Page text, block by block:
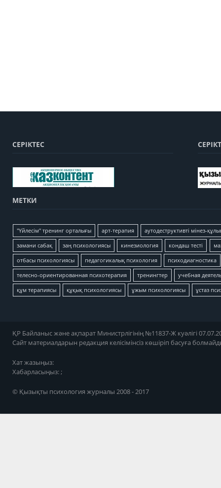
СЕРІКТЕС
МЕТКИ
"Үйлесім" тренинг орталығы арт-терапия аутодеструктивті мінез-
замани сабақ заң психологиясы кинезиология кондаш тесті
отбасы психологиясы педагогикалық психология психодиагностика
телесно-ориентированная психотерапия тренингтер учебная
құм терапиясы құқық психологиясы ұжым психологиясы ұстаз
ҚР Байланыс және ақпарат Министрлігінің №11837-Ж куәлігі
Сайт материалдарын редакция келісімінсіз көшіріп басуға
Хат жазыңыз:
Хабарласыңыз: ;
© Қызықты психология журналы 2008 - 2017